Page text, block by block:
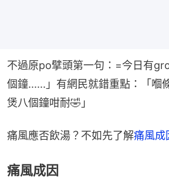
不過原po擘頭第一句：=今日有
個鐘......」有網民就錯重點：「嗰
煲八個鐘咁耐🤣」
痛風應否飲湯？不如先了解痛風成
痛風成因